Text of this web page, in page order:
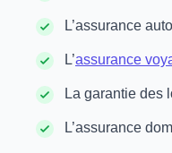
L’assurance
L’assurance
La garantie des
L’assurance